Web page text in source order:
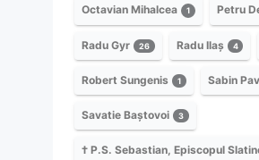
Octavian Mihalcea 1 Petru
Radu Gyr 26 Radu Ilaș 4
Robert Sungenis 1 Sabin
Savatie Baștovoi 3
† P.S. Sebastian, Episcopul